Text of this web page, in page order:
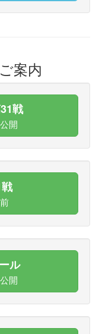
案内
戦
開
ル
開